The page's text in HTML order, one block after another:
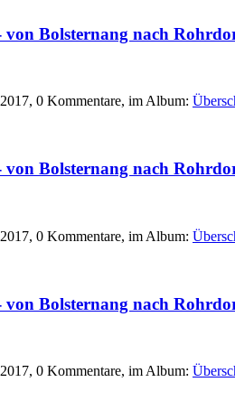
von Bolsternang nach
, 0 Kommentare, im Album:
von Bolsternang nach
, 0 Kommentare, im Album:
von Bolsternang nach
, 0 Kommentare, im Album: